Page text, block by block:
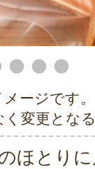
ージです。
変更とな
ほとり